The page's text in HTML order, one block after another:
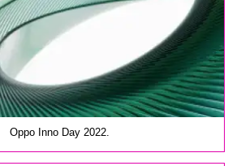
Oppo Inno Day 2022.